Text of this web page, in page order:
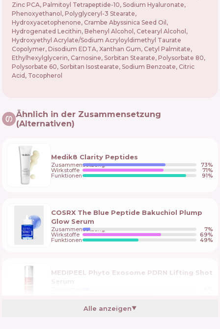
Zinc PCA, Palmitoyl Tetrapeptide-10, Sodium Hyaluronate,
Phenoxyethanol, Polyglyceryl-3 Stearate,
Hydroxyacetophenone, Crambe Abyssinica Seed Oil,
Hydrogenated Lecithin, Behenyl Alcohol, Cetearyl Alcohol,
Hydroxyethyl Acrylate/Sodium Acryloyldimethyl Taurate
Copolymer, Disodium EDTA, Xanthan Gum, Cetyl Palmitate,
Ethylhexylglycerin, Carnosine, Sorbitan Stearate, Polysorbate 80,
Polysorbate 60, Sorbitan Isostearate, Sodium Benzoate, Citric
Acid, Tocopherol
Ähnlich in der Zusammensetzung
(Alternativen)
Medik8 Clarity Peptides
Zusammensetzung 73%
Wirkstoffe 71%
Funktionen 91%
COSRX The Blue Peptide Bakuchiol Plump
Glow Serum
Zusammensetzung 7%
Wirkstoffe 69%
Funktionen 49%
MEDIPEEL Phyto Exosome PDRN Lifting Shot
Alle anzeigen▼